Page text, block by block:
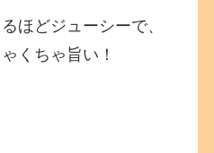
ほどジューシーで、
くちゃ旨い！